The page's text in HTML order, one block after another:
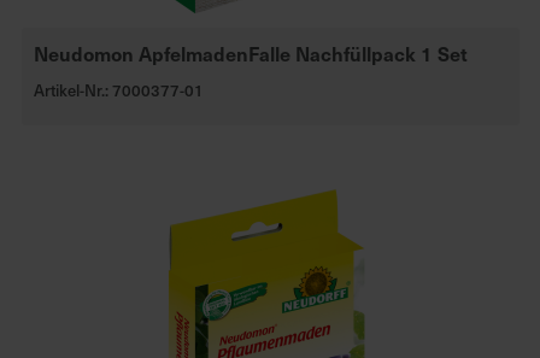
Neudomon ApfelmadenFalle Nachfüllpack 1 Set
Artikel-Nr.: 7000377-01